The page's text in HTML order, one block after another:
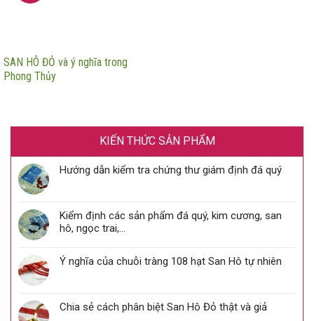
SAN HÔ ĐỎ và ý nghĩa trong
Phong Thủy
KIẾN THỨC SẢN PHẨM
Hướng dẫn kiểm tra chứng thư giám định đá quý
Kiểm định các sản phẩm đá quý, kim cương, san
hô, ngọc trai,…
Ý nghĩa của chuỗi tràng 108 hạt San Hô tự nhiên
Chia sẻ cách phân biệt San Hô Đỏ thật và giả